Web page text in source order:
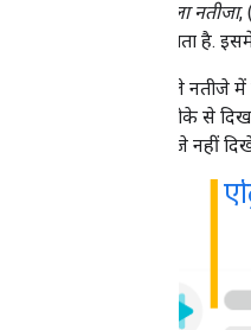
टेक्स्ट वाला नतीजा,
बनाया जाता है.
टेक्स्ट वाले नतीजे
अलग तरीके से
ऐसा नतीजे नहीं